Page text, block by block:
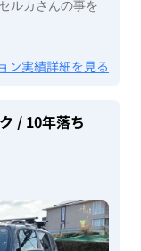
ルカさんの事を
ン実績詳細を見る
/ 10年落ち